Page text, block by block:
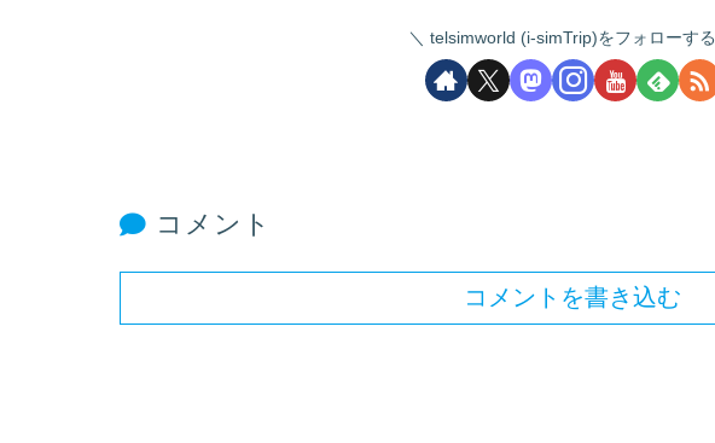
telsimworld (i-simTrip)をフォローする
コメント
コメントを書き込む